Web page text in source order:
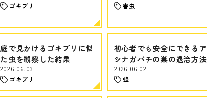
ゴキブリ
害虫
庭で見かけるゴキブリに似
た虫を観察した結果
2026.06.03
ゴキブリ
初心者でも安全にできるア
シナガバチの巣の退治方法
2026.06.02
蜂